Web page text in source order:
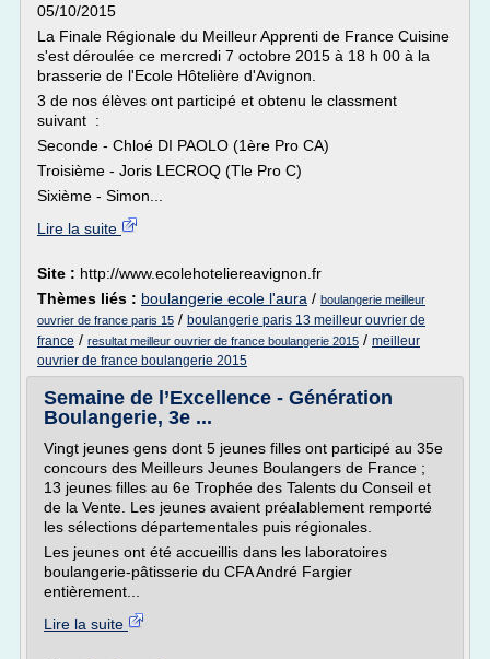
05/10/2015
La Finale Régionale du Meilleur Apprenti de France Cuisine
s'est déroulée ce mercredi 7 octobre 2015 à 18 h 00 à la
brasserie de l'Ecole Hôtelière d'Avignon.
3 de nos élèves ont participé et obtenu le classment
suivant :
Seconde - Chloé DI PAOLO (1ère Pro CA)
Troisième - Joris LECROQ (Tle Pro C)
Sixième - Simon...
Lire la suite
Site : http://www.ecolehoteliereavignon.fr
Thèmes liés : boulangerie ecole l'aura / boulangerie meilleur
ouvrier de france paris 15 / boulangerie paris 13 meilleur ouvrier de
france / resultat meilleur ouvrier de france boulangerie 2015 / meilleur
ouvrier de france boulangerie 2015
Semaine de l’Excellence - Génération
Boulangerie, 3e ...
Vingt jeunes gens dont 5 jeunes filles ont participé au 35e
concours des Meilleurs Jeunes Boulangers de France ;
13 jeunes filles au 6e Trophée des Talents du Conseil et
de la Vente. Les jeunes avaient préalablement remporté
les sélections départementales puis régionales.
Les jeunes ont été accueillis dans les laboratoires
boulangerie-pâtisserie du CFA André Fargier
entièrement...
Lire la suite